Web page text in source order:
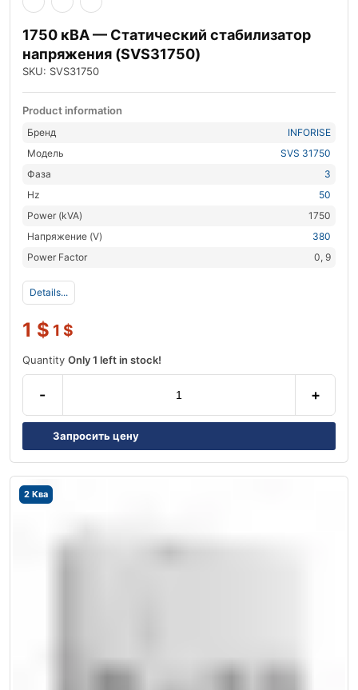
1750 кВА — Статический стабилизатор
напряжения (SVS31750)
SKU: SVS31750
Product information
Бренд
INFORISE
Модель
SVS 31750
Фаза
3
Hz
50
Power (kVA)
1750
Напряжение (V)
380
Power Factor
0, 9
Details...
1 $ 1 $
Quantity Only 1 left in stock!
- +
Запросить цену
2 Ква